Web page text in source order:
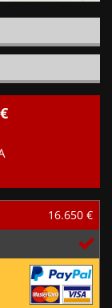
16.650 €